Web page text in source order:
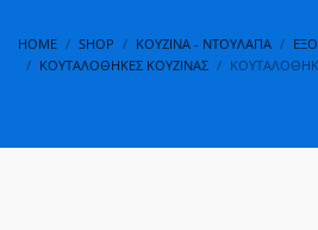
HOME SHOP ΚΟΥΖΊΝΑ - ΝΤΟΥΛΆΠΑ
ΚΟΥΤΑΛΟΘΉΚΕΣ ΚΟΥΖΊΝΑΣ